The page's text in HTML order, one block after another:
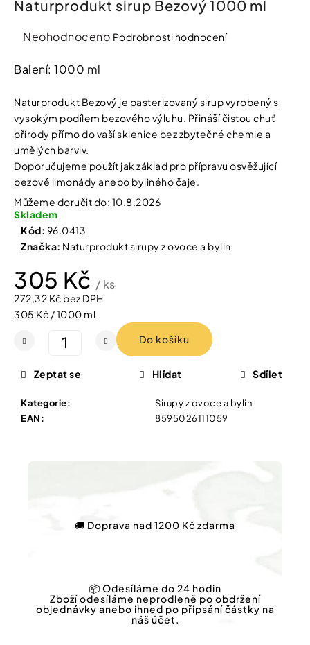
Kosmetické
pomůcky
Zdravotnické
prostředky
Péče
o
děti
Domácnost
koho
Vybírejte
potřeby
Vánoce
Dárkové
poukazy
Průměrné
produktu
0,0
z
5
hvězdiček.
Neohodnoceno Podrobnosti hodnocení
Naturprodukt sirup Bezový 1000 ml
Balení: 1000 ml
Naturprodukt Bezový je pasterizovaný sirup vyrobený s
vysokým podílem bezového výluhu. Přináší čistou chuť
přírody přímo do vaší sklenice bez zbytečné chemie a
umělých barviv.
Doporučujeme použít jak základ pro přípravu osvěžující
bezové limonády anebo byliného čaje.
Můžeme doručit do: 10.8.2026
Skladem
Kód: 96.0413
Značka: Naturprodukt sirupy z ovoce a bylin
305 Kč / ks
272,32 Kč bez DPH
Měrná
305 Kč / 1000 ml
Do košíku
Kategorie:
Sirupy z ovoce a bylin
EAN: 8595026111059
Zeptat se Hlídat Sdílet
🚚 Doprava nad 1200 Kč zdarma
📦 Odesíláme do 24 hodin
Zboží odesíláme neprodleně po obdržení
objednávky anebo ihned po připsání částky na
náš účet.
í
HLEDAT
D
o
p
o
r
č
j
e
m
e
NATURPRODUKT
ČAJ
79
Kč